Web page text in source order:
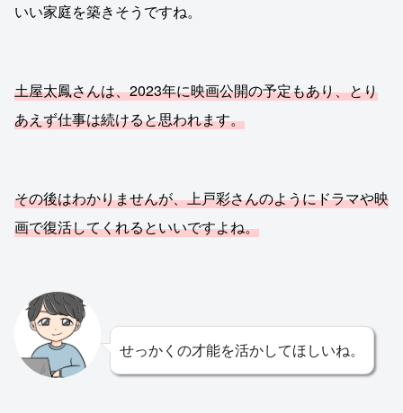
いい家庭を築きそうですね。
土屋太鳳さんは、2023年に映画公開の予定もあり、とり
あえず仕事は続けると思われます。
その後はわかりませんが、上戸彩さんのようにドラマや映
画で復活してくれるといいですよね。
せっかくの才能を活かしてほしいね。